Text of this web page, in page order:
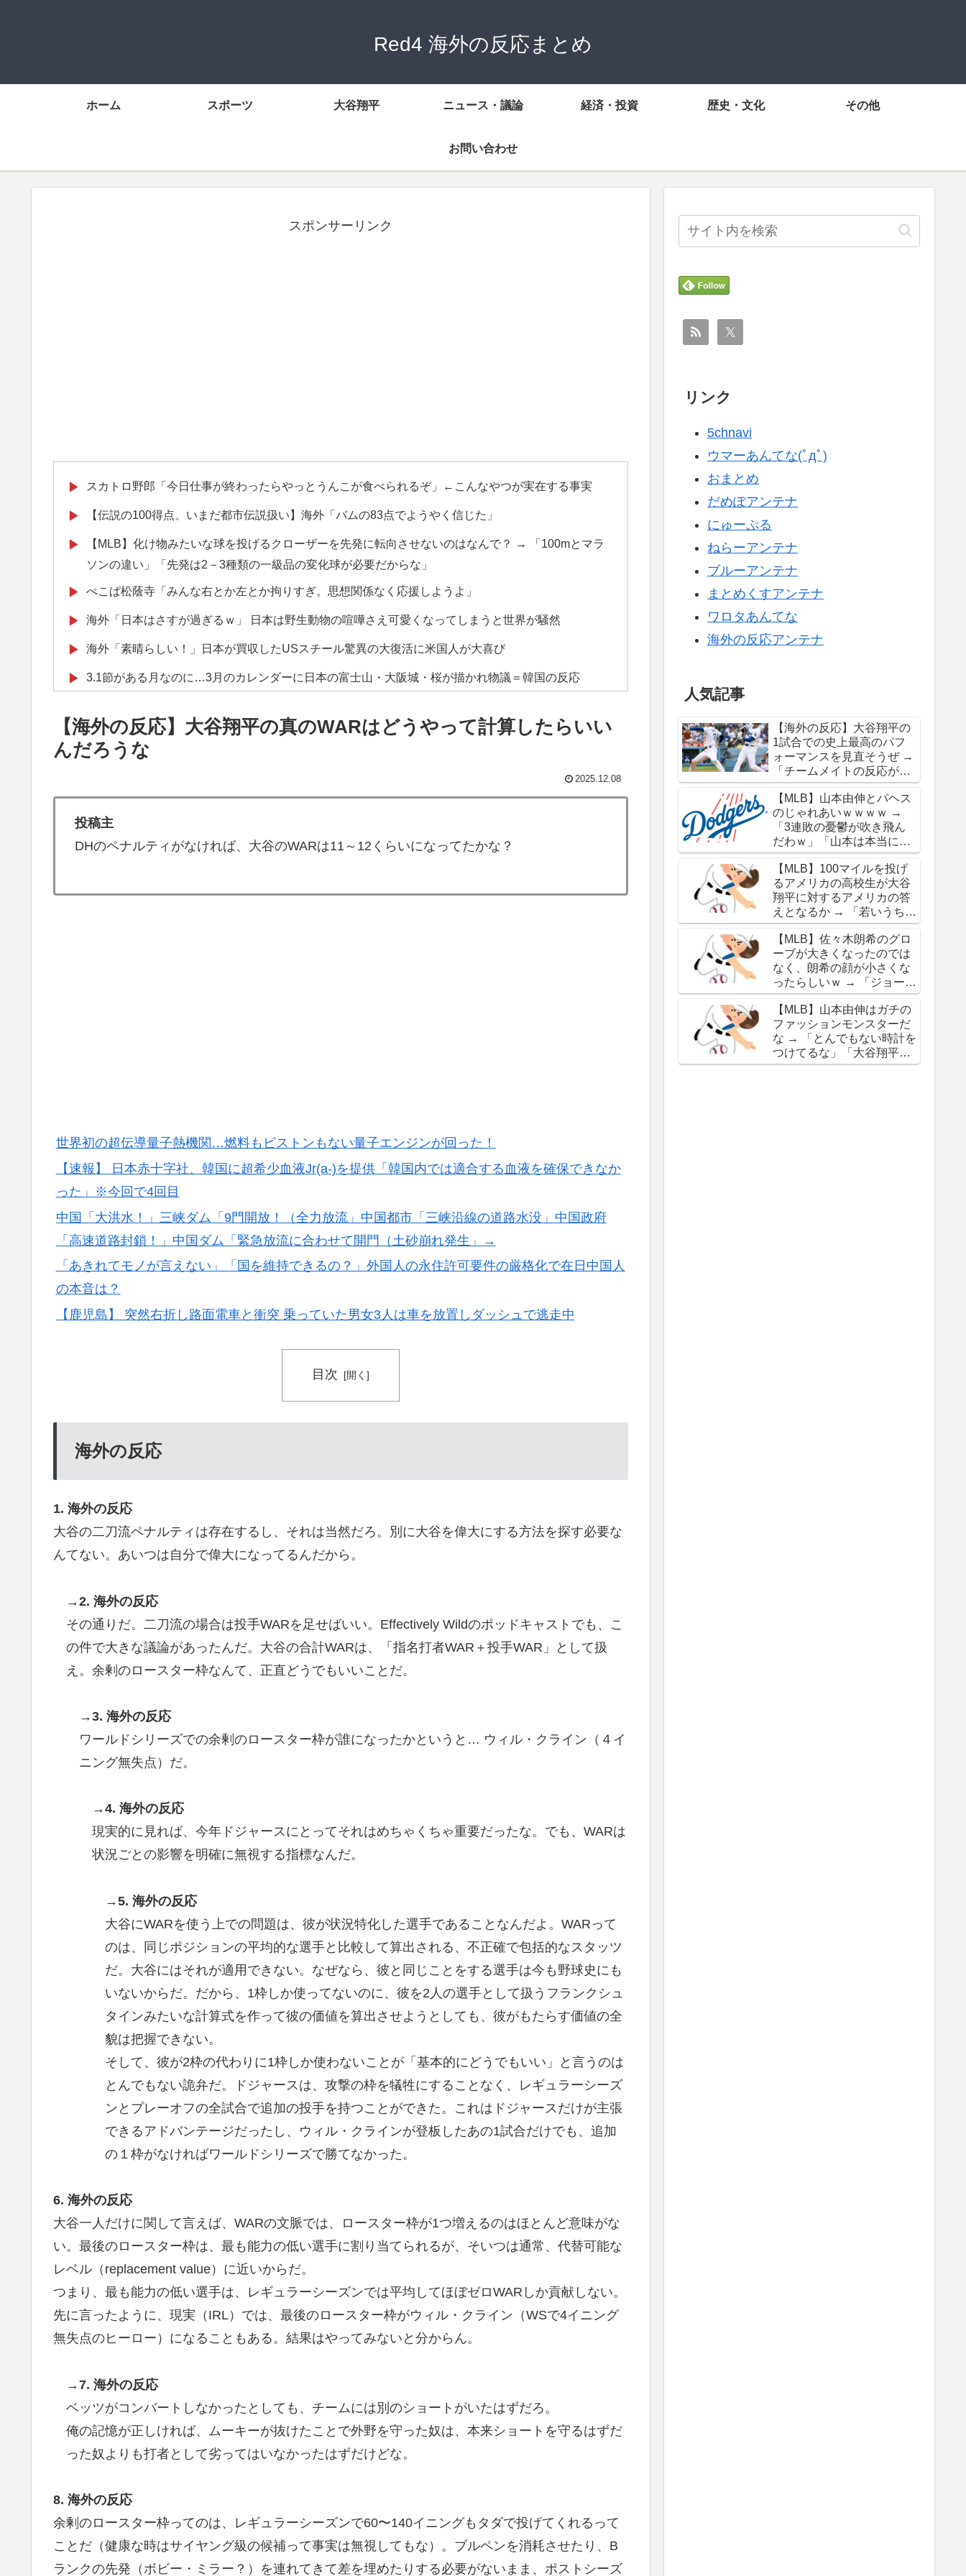
Red4 海外の反応まとめ
ホーム スポーツ 大谷翔平 ニュース・議論 経済・投資 歴史・文化 その他
お問い合わせ
スポンサーリンク
▶ スカトロ野郎「今日仕事が終わったらやっとうんこが食べられるぞ」←こんなやつが実在する事実
▶ 【伝説の100得点、いまだ都市伝説扱い】海外「バムの83点でようやく信じた」
▶
【MLB】化け物みたいな球を投げるクローザーを先発に転向させないのはなんで？ → 「100mとマラ
ソンの違い」「先発は2－3種類の一級品の変化球が必要だからな」
▶ ぺこぱ松蔭寺「みんな右とか左とか拘りすぎ。思想関係なく応援しようよ」
▶ 海外「日本はさすが過ぎるｗ」 日本は野生動物の喧嘩さえ可愛くなってしまうと世界が騒然
▶ 海外「素晴らしい！」日本が買収したUSスチール驚異の大復活に米国人が大喜び
▶ 3.1節がある月なのに…3月のカレンダーに日本の富士山・大阪城・桜が描かれ物議＝韓国の反応
▶ イチローさん「僕は本を読まない。好きなアニメはドラゴンボール」【海外の反応】
海外「海外発祥なのに、今では日本で定着してるものって何？その逆も教えて！」（海外の反応）
▶
サポの本音がこれ！【海外の反応】
▶ 韓国人「日本メディアが2002年ワールドカップ韓国準決勝も調査すべきと主張！」→「英国メディア
▶ 軽飛行機が屋根すれすれを抜けて飛行場へ、車輪を出さないまま胴体着陸「これよりひどい着陸なら
進路‥」
▶
→「恥ずかしい…（ﾌﾞﾙﾌﾞﾙ」＝韓国の反応
▶
「1個9,983キロカロリー、成人が4〜5日かけて食べる量」店名は『心臓発作グリル』、そこで本当に
心臓発作が起きた日
▶ 【海外の反応】アルゼンチン協会、FIFA会長に断固たる支持を表明「隠す気もないんだなｗ」
大地震が起きても手術をやり遂げる日本の医療チーム、海外でも凄すぎると絶賛
韓国人「我が国がクウェート戦で行った審判買収が本当に深刻である理由がこちら…」→「これはダ
話題に
▶
▶ 韓国が独自開発したと自慢する甘いトマト、実はそこら辺のトマトに砂糖水を注入していただけなの
が判明して大問題にw
▶ 韓国人「フランスの有力紙も大韓サッカー協会前代未聞の不祥事を詳細に報道！」→「国際的スキャ
▶ 【衝撃】韓国人「エボシ御前の声の人、若い頃がこれかよ」
▶ 大地震が起きても手術をやり遂げる日本の医療チーム、海外でも凄すぎると絶賛
外国人「アジア杯で優勝するんだ」日本代表、W杯ポット1入りに現実味!?2030大会で出場枠「64」な
ら追い風に！アメリカ人もポット1争いに熱視線！【海外の反応】
新聞さん、壮大な縦読みを仕込んでしまうwww
▶ 海外「日本人はなんて気高いんだ！」 英高級紙も驚愕した極限の中の日本人の姿に世界が衝撃
【海外の反応】大谷翔平の真のWARはどうやって計算したらいい
んだろうな
2025.12.08
投稿主
DHのペナルティがなければ、大谷のWARは11～12くらいになってたかな？
世界初の超伝導量子熱機関…燃料もピストンもない量子エンジンが回った！
【速報】 日本赤十字社、韓国に超希少血液Jr(a-)を提供「韓国内では適合する血液を確保できなか
った」※今回で4回目
中国「大洪水！」三峡ダム「9門開放！（全力放流」中国都市「三峡沿線の道路水没」中国政府
「高速道路封鎖！」中国ダム「緊急放流に合わせて開門（土砂崩れ発生」→
「あきれてモノが言えない」「国を維持できるの？」外国人の永住許可要件の厳格化で在日中国人
の本音は？
【鹿児島】 突然右折し路面電車と衝突 乗っていた男女3人は車を放置しダッシュで逃走中
目次
海外の反応
1. 海外の反応
大谷の二刀流ペナルティは存在するし、それは当然だろ。別に大谷を偉大にする方法を探す必要な
んてない。あいつは自分で偉大になってるんだから。
→2. 海外の反応
その通りだ。二刀流の場合は投手WARを足せばいい。Effectively Wildのポッドキャストでも、こ
の件で大きな議論があったんだ。大谷の合計WARは、「指名打者WAR＋投手WAR」として扱
え。余剰のロースター枠なんて、正直どうでもいいことだ。
→3. 海外の反応
ワールドシリーズでの余剰のロースター枠が誰になったかというと… ウィル・クライン（４イ
ニング無失点）だ。
→4. 海外の反応
現実的に見れば、今年ドジャースにとってそれはめちゃくちゃ重要だったな。でも、WARは
状況ごとの影響を明確に無視する指標なんだ。
→5. 海外の反応
大谷にWARを使う上での問題は、彼が状況特化した選手であることなんだよ。WARって
のは、同じポジションの平均的な選手と比較して算出される、不正確で包括的なスタッツ
だ。大谷にはそれが適用できない。なぜなら、彼と同じことをする選手は今も野球史にも
いないからだ。だから、1枠しか使ってないのに、彼を2人の選手として扱うフランクシュ
タインみたいな計算式を作って彼の価値を算出させようとしても、彼がもたらす価値の全
貌は把握できない。
そして、彼が2枠の代わりに1枠しか使わないことが「基本的にどうでもいい」と言うのは
とんでもない詭弁だ。ドジャースは、攻撃の枠を犠牲にすることなく、レギュラーシーズ
ンとプレーオフの全試合で追加の投手を持つことができた。これはドジャースだけが主張
できるアドバンテージだったし、ウィル・クラインが登板したあの1試合だけでも、追加
の１枠がなければワールドシリーズで勝てなかった。
6. 海外の反応
大谷一人だけに関して言えば、WARの文脈では、ロースター枠が1つ増えるのはほとんど意味がな
い。最後のロースター枠は、最も能力の低い選手に割り当てられるが、そいつは通常、代替可能な
レベル（replacement value）に近いからだ。
つまり、最も能力の低い選手は、レギュラーシーズンでは平均してほぼゼロWARしか貢献しない。
先に言ったように、現実（IRL）では、最後のロースター枠がウィル・クライン（WSで4イニング
無失点のヒーロー）になることもある。結果はやってみないと分からん。
→7. 海外の反応
ベッツがコンバートしなかったとしても、チームには別のショートがいたはずだろ。
俺の記憶が正しければ、ムーキーが抜けたことで外野を守った奴は、本来ショートを守るはずだ
った奴よりも打者として劣ってはいなかったはずだけどな。
8. 海外の反応
余剰のロースター枠ってのは、レギュラーシーズンで60〜140イニングもタダで投げてくれるって
ことだ（健康な時はサイヤング級の候補って事実は無視してもな）。ブルペンを消耗させたり、B
ランクの先発（ボビー・ミラー？）を連れてきて差を埋めたりする必要がないまま、ポストシーズ
リンク
5chnavi
ウマーあんてな(ﾟдﾟ)
おまとめ
だめぽアンテナ
にゅーぷる
ねらーアンテナ
ブルーアンテナ
まとめくすアンテナ
ワロタあんてな
海外の反応アンテナ
人気記事
【海外の反応】大谷翔平の
1試合での史上最高のパフ
ォーマンスを見直そうぜ →
「チームメイトの反応が凄
さを物語ってるな」「ワー
ルドシリーズで延長18回ま
でいった試合も凄かった」
【MLB】山本由伸とパヘス
のじゃれあいｗｗｗｗ →
「3連敗の憂鬱が吹き飛ん
だわｗ」「山本は本当にオ
シャレだな」
【MLB】100マイルを投げ
るアメリカの高校生が大谷
翔平に対するアメリカの答
えとなるか → 「若いうちか
ら神格化されても期待通り
のキャリアを築けるのはほ
んの一握りだからな」「大
谷の名前を出したのはクリ
ック数稼ぎでしかないわ」
【MLB】佐々木朗希のグロ
ーブが大きくなったのでは
なく、朗希の顔が小さくな
ったらしいｗ → 「ジョーク
が出るってことは絶好調の
証拠だな」「癖なのか精神
的なものなのか分からない
がいい方向に進んだのはい
いことだ」
【MLB】山本由伸はガチの
ファッションモンスターだ
な → 「とんでもない時計を
つけてるな」「大谷翔平と
は真逆だな」